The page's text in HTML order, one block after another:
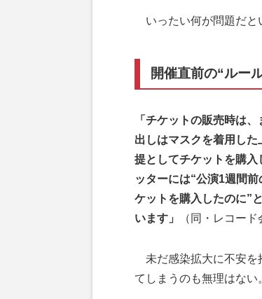
いったい何が問題だと
開催直前の“ルー
「チケットの販売時は
出しはマスクを着用し
提としてチケットを購
ッターには“公演1週間
ケットを購入したのに”
います」
（同・レコード
未だ感染拡大に不安を
てしまうのも無理はない